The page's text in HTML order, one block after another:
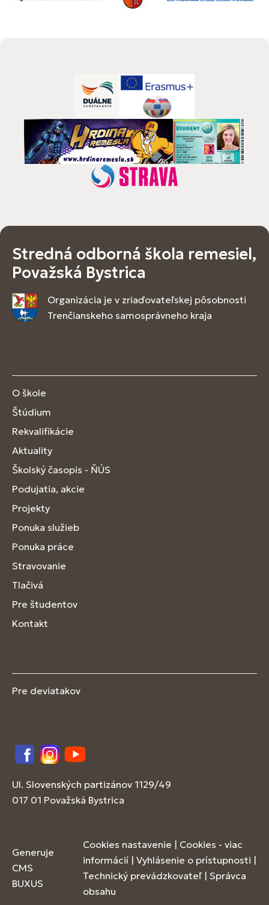
Stredná odborná škola remesiel,
Považská Bystrica
Organizácia je v zriaďovateľskej pôsobnosti
Trenčianskeho samosprávneho kraja
O škole
Štúdium
Rekvalifikácie
Aktuality
Školský časopis - ŇÚS
Podujatia, akcie
Projekty
Ponuka služieb
Ponuka práce
Stravovanie
Tlačivá
Pre študentov
Kontakt
Pre deviatakov
FacebookInstagram
YouTube
Ul. Slovenských partizánov 1129/49
017 01 Považská Bystrica
Generuje
CMS
BUXUS
Cookies nastavenie | Cookies - viac
informácií | Vyhlásenie o prístupnosti |
Technický prevádzkovateľ | Správca
obsahu